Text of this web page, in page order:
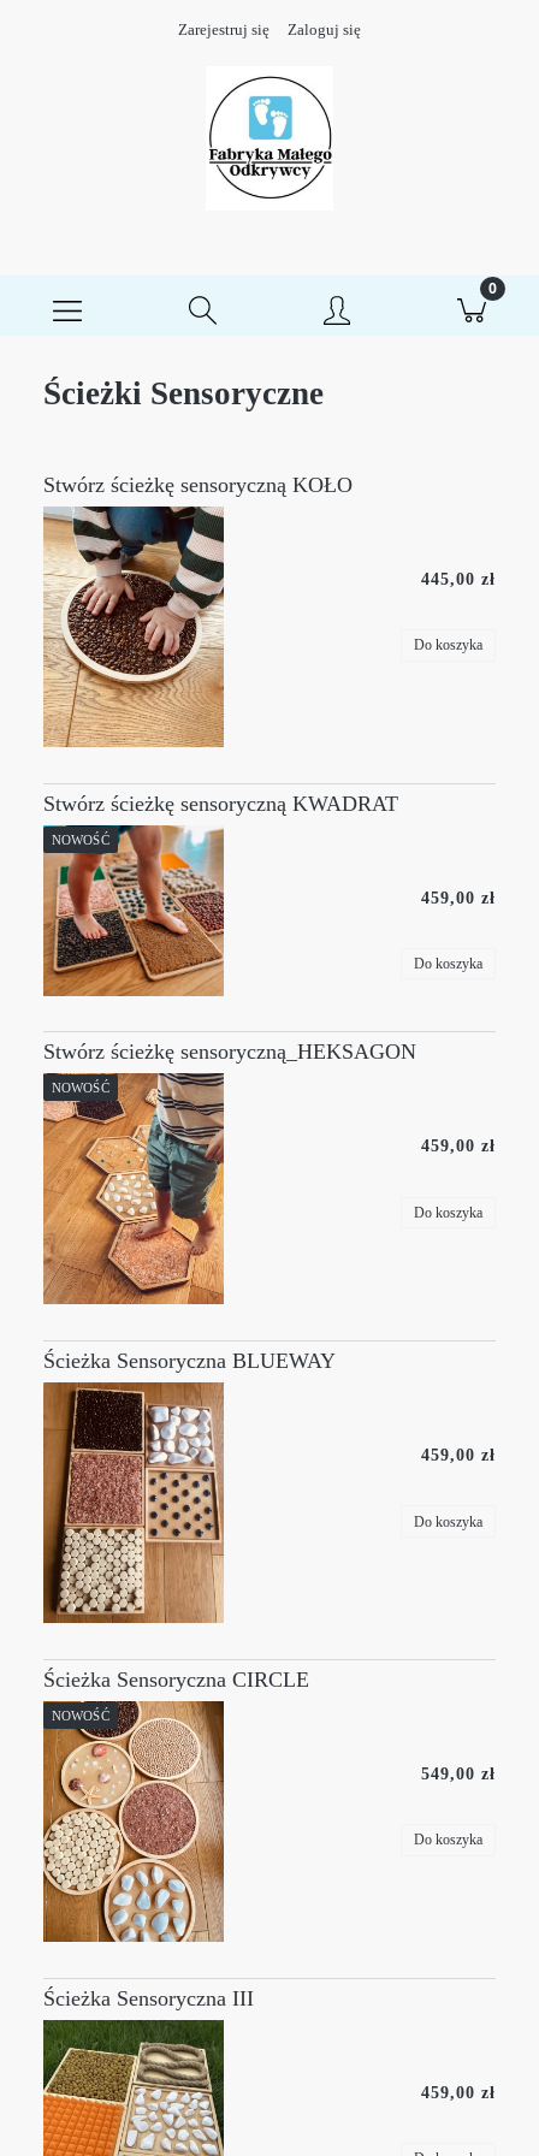
Zarejestruj się Zaloguj się
Ścieżki Sensoryczne
Stwórz ścieżkę sensoryczną KOŁO
445,00 zł
Do koszyka
Stwórz ścieżkę sensoryczną KWADRAT
459,00 zł
Do koszyka
NOWOŚĆ
Stwórz ścieżkę sensoryczną_HEKSAGON
459,00 zł
Do koszyka
NOWOŚĆ
Ścieżka Sensoryczna BLUEWAY
459,00 zł
Do koszyka
Ścieżka Sensoryczna CIRCLE
549,00 zł
Do koszyka
NOWOŚĆ
Ścieżka Sensoryczna III
459,00 zł